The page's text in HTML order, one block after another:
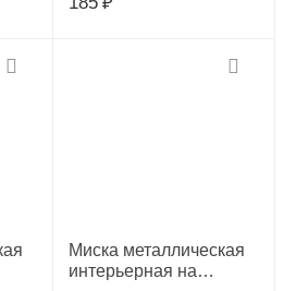
Миска металлическая
интерьерная на